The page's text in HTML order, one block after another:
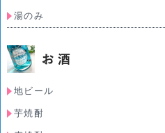
湯のみ
地ビール
芋焼酎